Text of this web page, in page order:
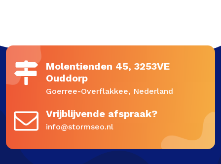
Molentienden 45, 3253VE
Ouddorp
Goerree-Overflakkee, Nederland
Vrijblijvende afspraak?
info@stormseo.nl